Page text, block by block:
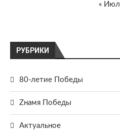
РУБРИКИ
80-летие Победы
Zнамя Победы
Актуальное
« Июл